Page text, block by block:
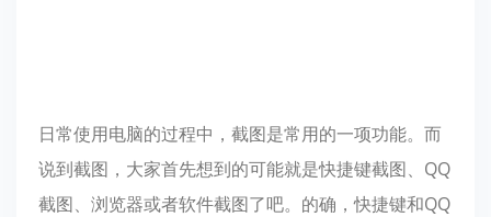
日常使用电脑的过程中，截图是常用的一项功能。而
说到截图，大家首先想到的可能就是快捷键截图、QQ
截图、浏览器或者软件截图了吧。的确，快捷键和QQ